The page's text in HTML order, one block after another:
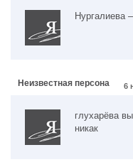
Нургалиева
Неизвестная персона 6
глухарёва
никак